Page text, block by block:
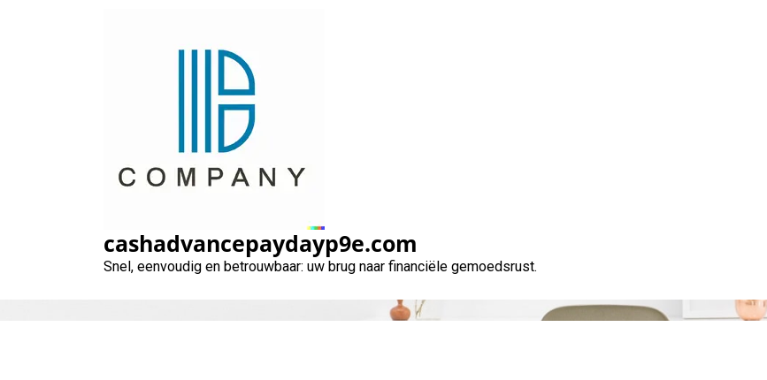
cashadvancepaydayp9e.com
Snel, eenvoudig en betrouwbaar: uw brug naar financiële gemoedsrust.